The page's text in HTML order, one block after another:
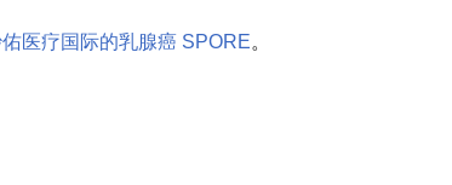
医疗国际的乳腺癌 SPORE。